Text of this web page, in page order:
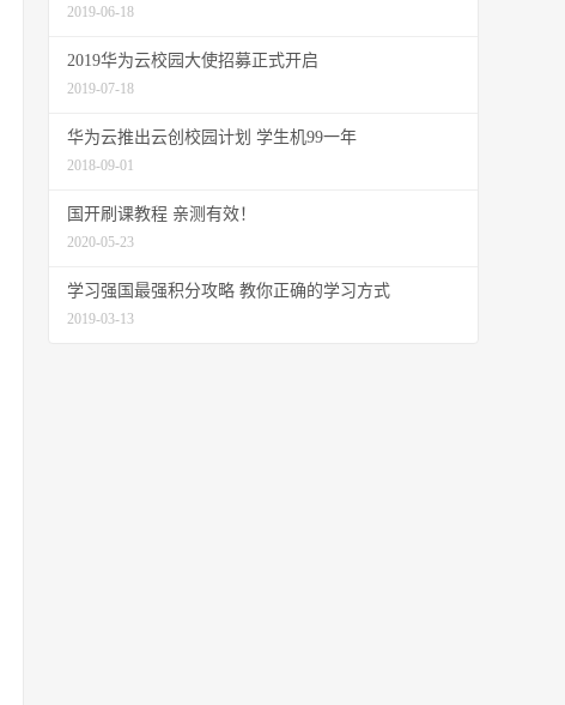
2019-06-18
2019华为云校园大使招募正式开启
2019-07-18
华为云推出云创校园计划 学生机99一年
2018-09-01
国开刷课教程 亲测有效！
2020-05-23
学习强国最强积分攻略 教你正确的学习方式
2019-03-13